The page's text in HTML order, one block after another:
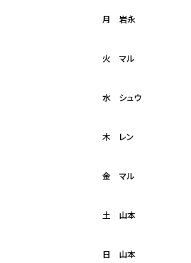
月 岩永
火 マル
水 シュウ
木 レン
金 マル
土 山本
日 山本